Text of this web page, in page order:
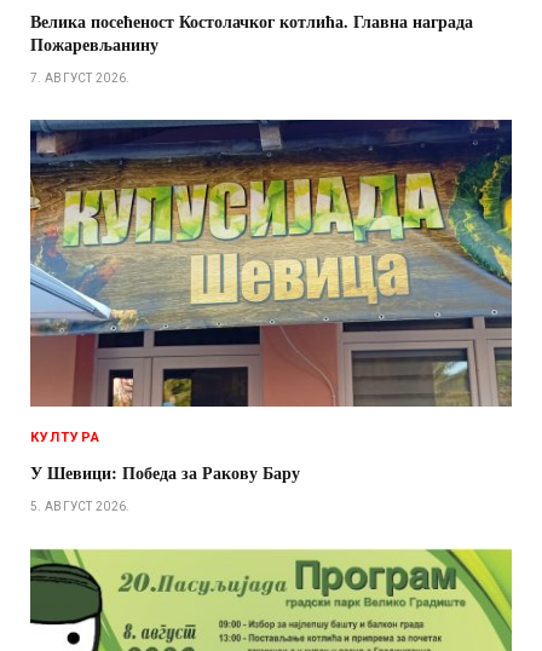
Велика посећеност Костолачког котлића. Главна награда
Пожаревљанину
7. АВГУСТ 2026.
КУЛТУРА
У Шевици: Победа за Ракову Бару
5. АВГУСТ 2026.